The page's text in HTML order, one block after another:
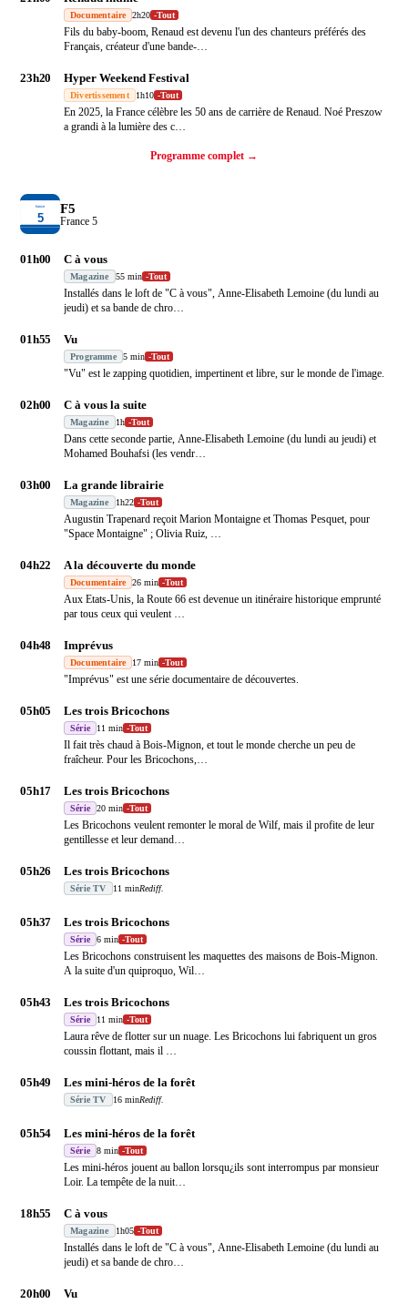
Documentaire 2h20 -Tout
Fils du baby-boom, Renaud est devenu l'un des chanteurs préférés des
Français, créateur d'une bande-…
23h20 Hyper Weekend Festival
Divertissement 1h10 -Tout
En 2025, la France célèbre les 50 ans de carrière de Renaud. Noé Preszow
a grandi à la lumière des c…
Programme complet →
F5
France 5
01h00 C à vous
Magazine 55 min -Tout
Installés dans le loft de "C à vous", Anne-Elisabeth Lemoine (du lundi au
jeudi) et sa bande de chro…
01h55 Vu
Programme 5 min -Tout
"Vu" est le zapping quotidien, impertinent et libre, sur le monde de l'image.
02h00 C à vous la suite
Magazine 1h -Tout
Dans cette seconde partie, Anne-Elisabeth Lemoine (du lundi au jeudi) et
Mohamed Bouhafsi (les vendr…
03h00 La grande librairie
Magazine 1h22 -Tout
Augustin Trapenard reçoit Marion Montaigne et Thomas Pesquet, pour
"Space Montaigne" ; Olivia Ruiz, …
04h22 A la découverte du monde
Documentaire 26 min -Tout
Aux Etats-Unis, la Route 66 est devenue un itinéraire historique emprunté
par tous ceux qui veulent …
04h48 Imprévus
Documentaire 17 min -Tout
"Imprévus" est une série documentaire de découvertes.
05h05 Les trois Bricochons
Série 11 min -Tout
Il fait très chaud à Bois-Mignon, et tout le monde cherche un peu de
fraîcheur. Pour les Bricochons,…
05h17 Les trois Bricochons
Série 20 min -Tout
Les Bricochons veulent remonter le moral de Wilf, mais il profite de leur
gentillesse et leur demand…
05h26 Les trois Bricochons
Série TV 11 minRediff.
05h37 Les trois Bricochons
Série 6 min -Tout
Les Bricochons construisent les maquettes des maisons de Bois-Mignon.
A la suite d'un quiproquo, Wil…
05h43 Les trois Bricochons
Série 11 min -Tout
Laura rêve de flotter sur un nuage. Les Bricochons lui fabriquent un gros
coussin flottant, mais il …
05h49 Les mini-héros de la forêt
Série TV 16 minRediff.
05h54 Les mini-héros de la forêt
Série 8 min -Tout
Les mini-héros jouent au ballon lorsqu¿ils sont interrompus par monsieur
Loir. La tempête de la nuit…
18h55 C à vous
Magazine 1h05 -Tout
Installés dans le loft de "C à vous", Anne-Elisabeth Lemoine (du lundi au
jeudi) et sa bande de chro…
20h00 Vu